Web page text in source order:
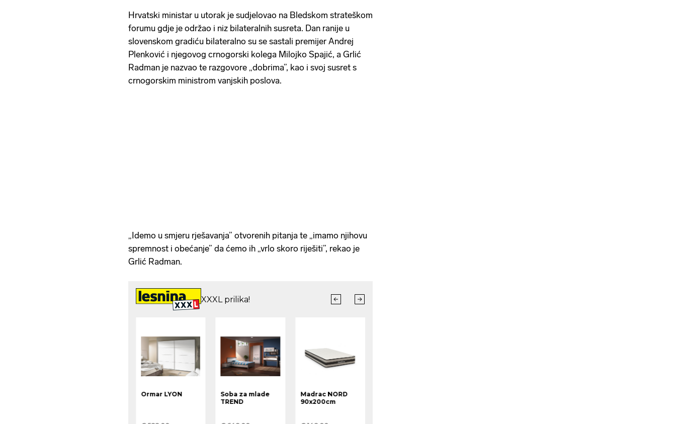
Hrvatski ministar u utorak je sudjelovao na Bledskom strateškom
forumu gdje je održao i niz bilateralnih susreta. Dan ranije u
slovenskom gradiću bilateralno su se sastali premijer Andrej
Plenković i njegovog crnogorski kolega Milojko Spajić, a Grlić
Radman je nazvao te razgovore „dobrima”, kao i svoj susret s
crnogorskim ministrom vanjskih poslova.
„Idemo u smjeru rješavanja” otvorenih pitanja te „imamo njihovu
spremnost i obećanje” da ćemo ih „vrlo skoro riješiti”, rekao je
Grlić Radman.